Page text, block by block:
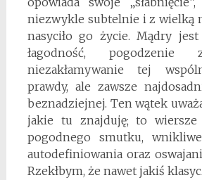
niezwykle subtelnie i z wielką
nasyciło go życie. Mądry
łagodność,
niezakłamywanie tej
prawdy, ale zawsze
beznadziejnej. Ten wątek
jakie tu znajduję; to wiersze
pogodnego smutku,
autodefiniowania oraz
Rzekłbym, że nawet jakiś